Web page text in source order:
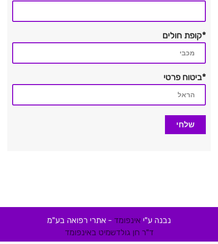
*קופת חולים
*ביטוח פרטי
נבנה ע"י אינפומד - אתרי רפואה בע"מ
ד"ר חן גולדשמיט באינפומד